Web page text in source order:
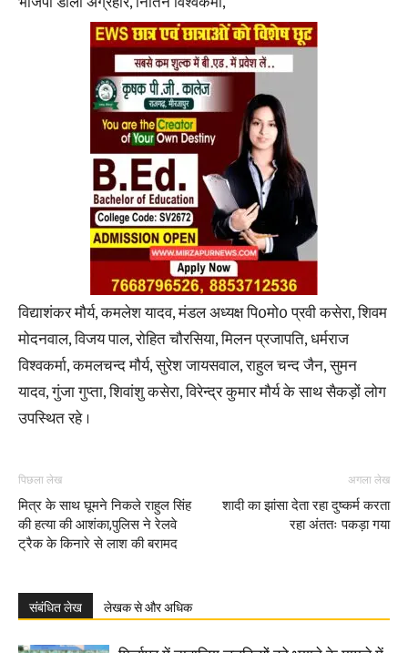
विद्याशंकर मौर्य, कमलेश यादव, मंडल अध्यक्ष पि0मो0 प्रवी कसेरा, शिवम
मोदनवाल, विजय पाल, रोहित चौरसिया, मिलन प्रजापति, धर्मराज
विश्वकर्मा, कमलचन्द मौर्य, सुरेश जायसवाल, राहुल चन्द जैन, सुमन
यादव, गुंजा गुप्ता, शिवांशु कसेरा, विरेन्द्र कुमार मौर्य के साथ सैकड़ों लोग
उपस्थित रहे ।
पिछला लेख
मित्र के साथ घूमने निकले राहुल सिंह
की हत्या की आशंका,पुलिस ने रेलवे
ट्रैक के किनारे से लाश की बरामद
अगला लेख
शादी का झांसा देता रहा दुष्कर्म करता
रहा अंततः पकड़ा गया
संबंधित लेख लेखक से और अधिक